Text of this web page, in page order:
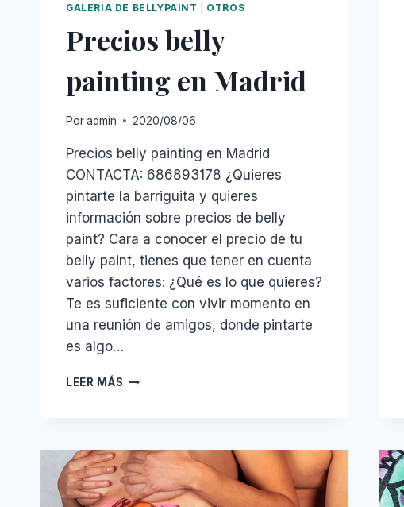
GALERÍA DE BELLYPAINT OTROS
Precios belly
painting en Madrid
Poradmin 2020/08/06
Precios belly painting en Madrid
CONTACTA: 686893178 ¿Quieres
pintarte la barriguita y quieres
información sobre precios de belly
paint? Cara a conocer el precio de tu
belly paint, tienes que tener en cuenta
varios factores: ¿Qué es lo que quieres?
Te es suficiente con vivir momento en
una reunión de amigos, donde pintarte
es algo…
LEER MÁS PRECIOS
MADRID